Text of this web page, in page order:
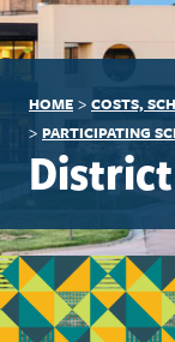
HOME > COSTS,
> PARTICIPATING
District